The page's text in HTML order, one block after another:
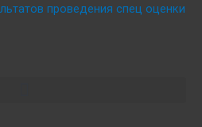
проведения спец оценки